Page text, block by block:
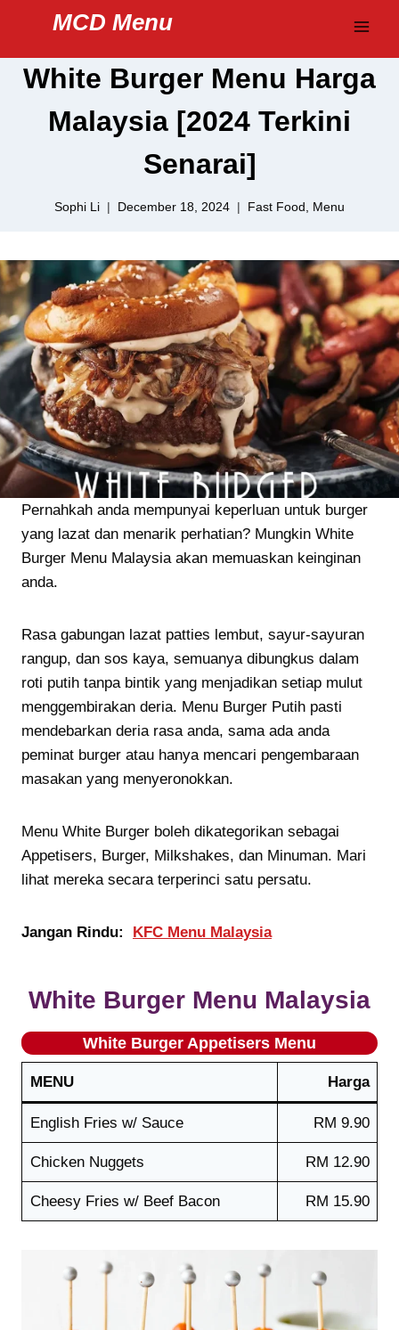
content
MCD Menu
White Burger Menu Harga
Malaysia [2024 Terkini
Senarai]
Sophi Li December 18, 2024 Fast Food Menu
Pernahkah anda mempunyai keperluan untuk burger
yang lazat dan menarik perhatian? Mungkin White
Burger Menu Malaysia akan memuaskan keinginan
anda.
Rasa gabungan lazat patties lembut, sayur-sayuran
rangup, dan sos kaya, semuanya dibungkus dalam
roti putih tanpa bintik yang menjadikan setiap mulut
menggembirakan deria. Menu Burger Putih pasti
mendebarkan deria rasa anda, sama ada anda
peminat burger atau hanya mencari pengembaraan
masakan yang menyeronokkan.
Menu White Burger boleh dikategorikan sebagai
Appetisers, Burger, Milkshakes, dan Minuman. Mari
lihat mereka secara terperinci satu persatu.
Jangan Rindu: KFC Menu Malaysia
White Burger Menu Malaysia
White Burger Appetisers Menu
MENU Harga
English Fries w/ Sauce RM 9.90
Chicken Nuggets RM 12.90
Cheesy Fries w/ Beef Bacon RM 15.90